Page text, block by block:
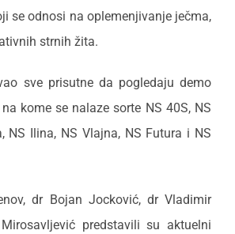
se odnosi na oplemenjivanje ječma,
strnih žita.
sve prisutne da pogledaju demo
kome se nalaze sorte NS 40S, NS
NS Ilina, NS Vlajna, NS Futura i NS
dr Bojan Jocković, dr Vladimir
predstavili su aktuelni